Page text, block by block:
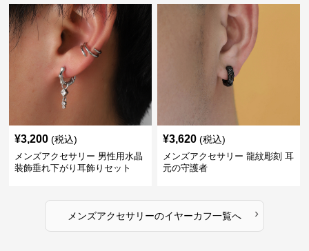
¥3,200 (税込)
メンズアクセサリー 男性用水晶
装飾垂れ下がり耳飾りセット
¥3,620 (税込)
メンズアクセサリー 龍紋彫刻 耳
元の守護者
メンズアクセサリーのイヤーカフ一覧へ ›